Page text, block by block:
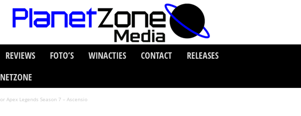
REVIEWS FOTO’S WINACTIES CONTACT
RELEASES
Apex Legends Season 7 – Ascensio